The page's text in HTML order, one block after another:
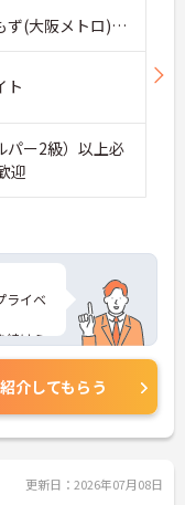
ず(大阪メトロ)
ト
ー2級）以上必
迎
ライベ
続けら
らに
くださ
紹介してもらう
更新日：2026年07月08日